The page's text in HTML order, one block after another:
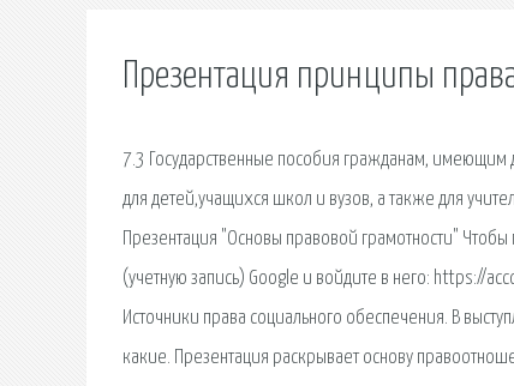
Презентация принципы
7.3 Государственные пособия гражданам,
для детей,учащихся школ и вузов, а также для
Презентация "Основы правовой грамотности"
(учетную запись) Google и войдите в него: https://
Источники права социального обеспечения. В
какие. Презентация раскрывает основу